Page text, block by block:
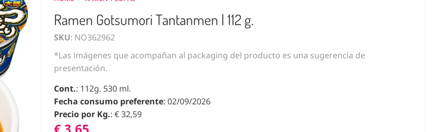
Ramen Gotsumori Tantanmen | 112 g.
SKU: NO362962
*Las imágenes que acompañan al packaging del producto es una sugerencia de
presentación.
Cont.: 112g. 530 ml.
Fecha consumo preferente: 02/09/2026
Precio por Kg.: € 32,59